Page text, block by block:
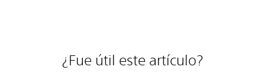
¿Fue útil este artículo?